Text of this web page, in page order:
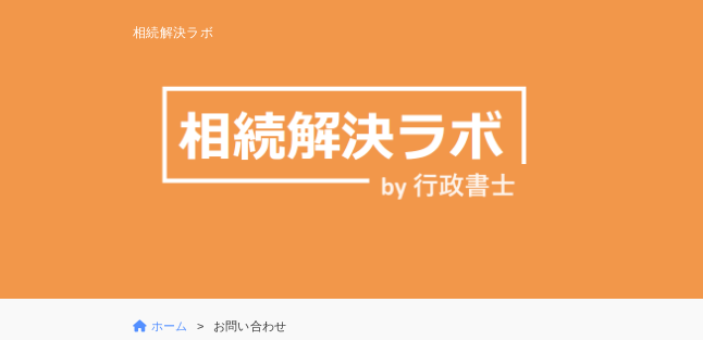
相続解決ラボ
ホーム お問い合わせ